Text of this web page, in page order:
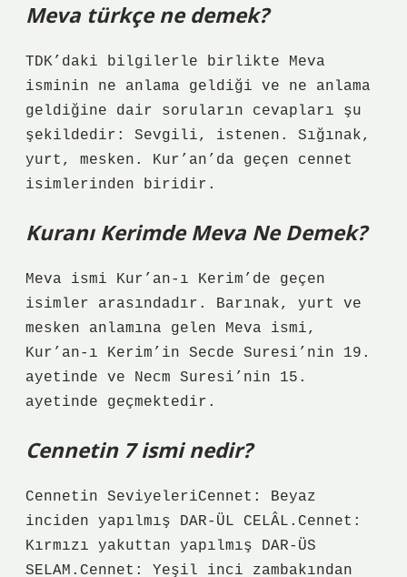
Meva türkçe ne demek?
TDK’daki bilgilerle birlikte Meva
isminin ne anlama geldiği ve ne anlama
geldiğine dair soruların cevapları şu
şekildedir: Sevgili, istenen. Sığınak,
yurt, mesken. Kur’an’da geçen cennet
isimlerinden biridir.
Kuranı Kerimde Meva Ne Demek?
Meva ismi Kur’an-ı Kerim’de geçen
isimler arasındadır. Barınak, yurt ve
mesken anlamına gelen Meva ismi,
Kur’an-ı Kerim’in Secde Suresi’nin 19.
ayetinde ve Necm Suresi’nin 15.
ayetinde geçmektedir.
Cennetin 7 ismi nedir?
Cennetin SeviyeleriCennet: Beyaz
inciden yapılmış DAR-ÜL CELÂL.Cennet:
Kırmızı yakuttan yapılmış DAR-ÜS
SELAM.Cennet: Yeşil inci zambakından